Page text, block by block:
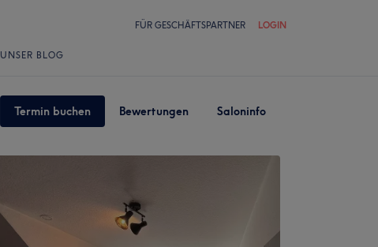
FÜR GESCHÄFTSPARTNER LOGIN
UNSER BLOG
Termin buchen Bewertungen Saloninfo